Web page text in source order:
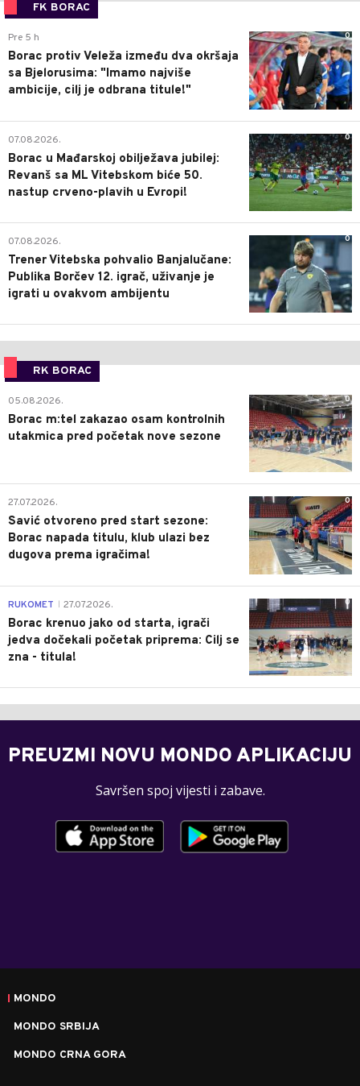
FK BORAC
0
Pre 5 h
Borac protiv Veleža između dva okršaja
sa Bjelorusima: "Imamo najviše
ambicije, cilj je odbrana titule!"
0
07.08.2026.
Borac u Mađarskoj obilježava jubilej:
Revanš sa ML Vitebskom biće 50.
nastup crveno-plavih u Evropi!
0
07.08.2026.
Trener Vitebska pohvalio Banjalučane:
Publika Borčev 12. igrač, uživanje je
igrati u ovakvom ambijentu
RK BORAC
0
05.08.2026.
Borac m:tel zakazao osam kontrolnih
utakmica pred početak nove sezone
0
27.07.2026.
Savić otvoreno pred start sezone:
Borac napada titulu, klub ulazi bez
dugova prema igračima!
0
RUKOMET 27.07.2026.
Borac krenuo jako od starta, igrači
jedva dočekali početak priprema: Cilj se
zna - titula!
PREUZMI NOVU MONDO APLIKACIJU
Savršen spoj vijesti i zabave.
MONDO
MONDO SRBIJA
MONDO CRNA GORA